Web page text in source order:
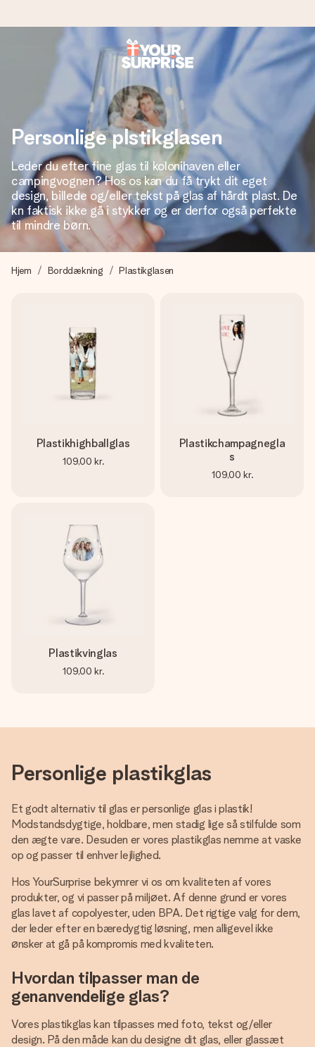
Bestil i dag, sendes inden for 1 hverdag
Vi laver din gave med omhu og sender den lynhurtigt – så
du kan give den på det helt rette tidspunkt, når den
betyder allermest.
4,7 (baseret på +15.000 anmeldelser)
Vores gaver inspirerer. Kunderne giver os 4,7 på Google
Reviews.
billede af dig eller en besked, der går lige i hendes hjerte.
Intet besvær men udelukkende en masse kærlighed i
øjeblikket.
Personlige plstikglasen
Leder du efter fine glas til kolonihaven eller
campingvognen? Hos os kan du få trykt dit eget
design, billede og/eller tekst på glas af hårdt plast. De
kn faktisk ikke gå i stykker og er derfor også perfekte
til mindre børn.
Hjem Borddækning Plastikglasen
Plastikhighballglas
109,00 kr.
Plastikchampagnegla
s
109,00 kr.
Plastikvinglas
109,00 kr.
Personlige plastikglas
Et godt alternativ til glas er personlige glas i plastik!
Modstandsdygtige, holdbare, men stadig lige så stilfulde som
den ægte vare. Desuden er vores plastikglas nemme at vaske
op og passer til enhver lejlighed.
Hos YourSurprise bekymrer vi os om kvaliteten af vores
produkter, og vi passer på miljøet. Af denne grund er vores
glas lavet af copolyester, uden BPA. Det rigtige valg for dem,
der leder efter en bæredygtig løsning, men alligevel ikke
ønsker at gå på kompromis med kvaliteten.
Hvordan tilpasser man de
genanvendelige glas?
Vores plastikglas kan tilpasses med foto, tekst og/eller
design. På den måde kan du designe dit glas, eller glassæt